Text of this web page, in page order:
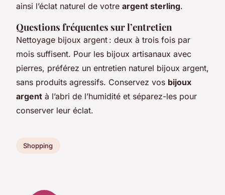
ainsi l’éclat naturel de votre argent sterling.
Questions fréquentes sur l’entretien
Nettoyage bijoux argent : deux à trois fois par
mois suffisent. Pour les bijoux artisanaux avec
pierres, préférez un entretien naturel bijoux argent,
sans produits agressifs. Conservez vos bijoux
argent à l’abri de l’humidité et séparez-les pour
conserver leur éclat.
Shopping